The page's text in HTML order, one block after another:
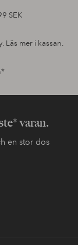
SEK
Läs mer i kassan.
varan.
en stor dos